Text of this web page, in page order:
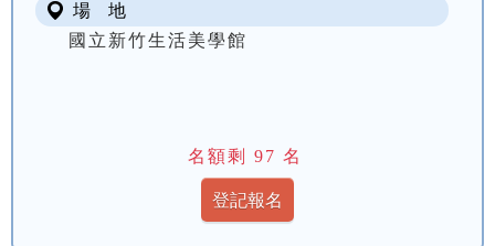
場 地
國立新竹生活美學館
名額剩 97 名